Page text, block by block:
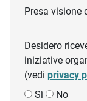
Presa visione
Desidero
iniziative
(vedi privacy
Sì
No